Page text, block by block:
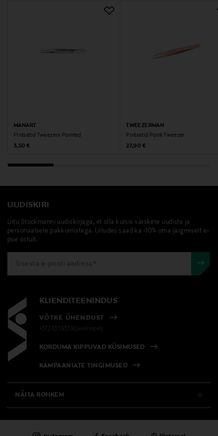
MANART
Pintsetid Tweezers Pointed
Original Price
3,50 €
TWEEZERMAN
Pintsetid Point Tweezer
Original Price
27,90 €
UUDISKIRI
Liitu Stockmanni uudiskirjaga, et olla kursis värskete uudiste ja
personaalsete pakkumistega. Liitudes saad ka -10% oma järgmiselt e-
poe ostult.
KLIENDITEENINDUS
VÕTKE ÜHENDUST
+372 6339539(pvm/mpm)
KORDUMA KIPPUVAD KÜSIMUSED
KAMPAANIATE TINGIMUSED
NÄITA ROHKEM